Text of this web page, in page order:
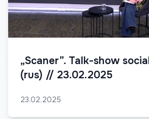
„Scaner”. Talk-show
(rus) // 23.02.2025
23.02.2025